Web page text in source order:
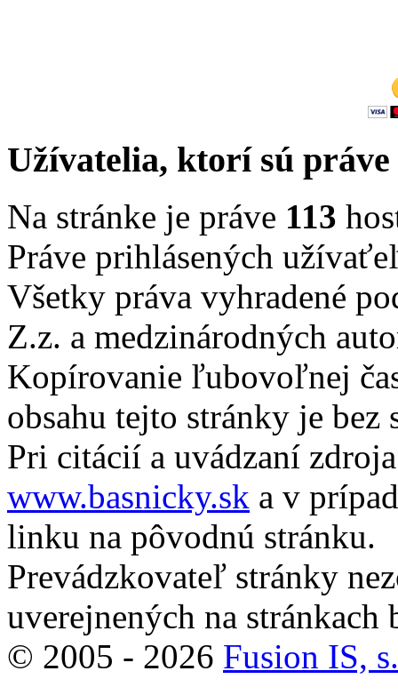
Užívatelia, ktorí sú
Na stránke je práve 113
Práve prihlásených
Všetky práva vyhradené
Z.z. a medzinárodných
Kopírovanie ľubovoľnej
obsahu tejto stránky je bez
Pri citácií a uvádzaní
www.basnicky.sk a v
linku na pôvodnú stránku.
Prevádzkovateľ stránky
uverejnených na stránkach
© 2005 - 2026 Fusion IS,